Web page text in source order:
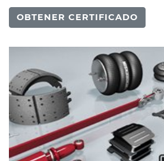
OBTENER CERTIFICADO